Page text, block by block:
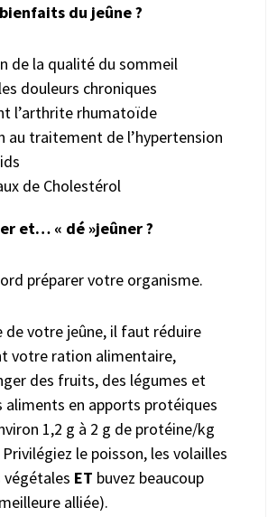
du jeûne ?
de la qualité du sommeil
douleurs chroniques
l’arthrite rhumatoïde
au traitement de l’hypertension
de Cholestérol
et… « dé »jeûner ?
préparer votre organisme.
de votre jeûne, il faut réduire
votre ration alimentaire,
des fruits, des légumes et
aliments en apports protéiques
1,2 g à 2 g de protéine/kg
le poisson, les volailles
végétales ET buvez beaucoup
alliée).